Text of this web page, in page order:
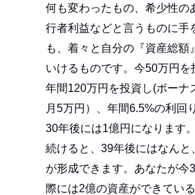
何も変わったもの、希少性の
行者利益などと言うものに手
も、着々と自分の『資産総額
いけるものです。今50万円を
年間120万円を投資し(ボーナ
月5万円）、年間6.5%の利回
30年後には1億円になります
続けると、39年後にはなんと
が形成できます。あなたが今
際には2億の資産ができてい